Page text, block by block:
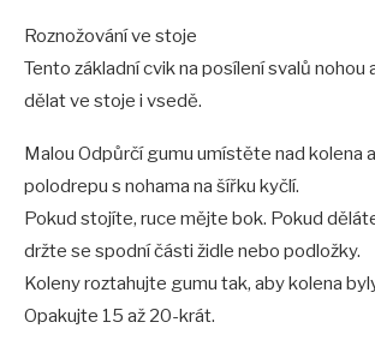
Roznožování ve stoje
Tento základní cvik na posílení svalů nohou
dělat ve stoje i vsedě.
Malou Odpůrčí gumu umístěte nad kolena
polodrepu s nohama na šířku kyčlí.
Pokud stojíte, ruce mějte bok. Pokud
držte se spodní části židle nebo podložky.
Koleny roztahujte gumu tak, aby kolena
Opakujte 15 až 20-krát.